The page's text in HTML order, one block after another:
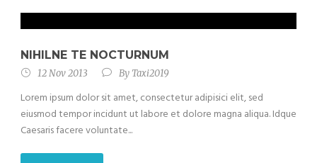
NIHILNE TE NOCTURNUM
12 Nov 2013 By Taxi2019
Lorem ipsum dolor sit amet, consectetur adipisici elit, sed
eiusmod tempor incidunt ut labore et dolore magna aliqua. Idque
Caesaris facere voluntate...